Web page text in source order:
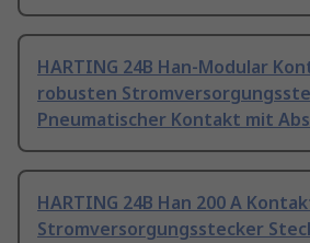
HARTING 24B Han-Modular
robusten
Pneumatischer Kontakt mit
HARTING 24B Han 200 A
Stromversorgungsstecker